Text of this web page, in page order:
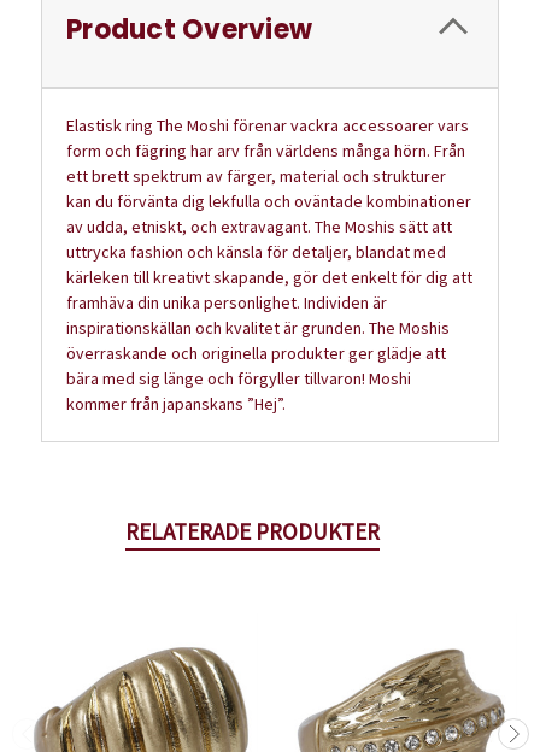
Product Overview
Elastisk ring The Moshi förenar vackra accessoarer vars
form och fägring har arv från världens många hörn. Från
ett brett spektrum av färger, material och strukturer
kan du förvänta dig lekfulla och oväntade kombinationer
av udda, etniskt, och extravagant. The Moshis sätt att
uttrycka fashion och känsla för detaljer, blandat med
kärleken till kreativt skapande, gör det enkelt för dig att
framhäva din unika personlighet. Individen är
inspirationskällan och kvalitet är grunden. The Moshis
överraskande och originella produkter ger glädje att
bära med sig länge och förgyller tillvaron! Moshi
kommer från japanskans ”Hej”.
RELATERADE PRODUKTER